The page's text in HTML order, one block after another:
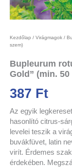
Kezdőlap / Virágmagok /
szem)
Bupleurum
Gold” (min. 50
387 Ft
Az egyik
hasonlító citrus-
levelei teszik a
buvákfüvet, latin
virít. Érdemes
érdekében.